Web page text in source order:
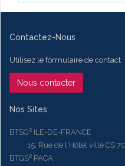
Contactez-Nous
Utilisez le formulaire de contact
Nous contacter
Nos Sites
BTSG² ILE-DE-FRANCE
15, Rue de l'Hôtel ville CS
BTGS² PACA